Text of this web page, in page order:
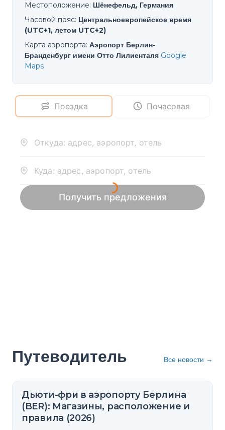
Местоположение: Шёнефельд, Германия
Часовой пояс: Центральноевропейское время
(UTC+1, летом UTC+2)
Карта аэропорта: Аэропорт Берлин-
Бранденбург имени Отто Лилиенталя Google
Maps
Путеводитель Все новости →
Дьюти-фри в аэропорту Берлина
(BER): Магазины, расположение и
правила (2026)